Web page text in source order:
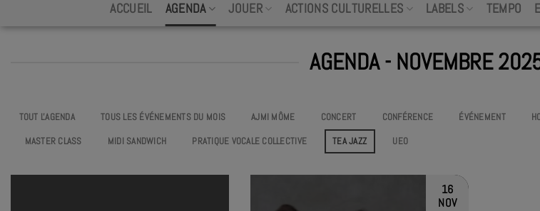
ACCUEIL AGENDA JOUER ACTIONS CULTURELLES LABELS TEMPO
AGENDA - NOVEMBRE
TOUT L'AGENDA TOUS LES ÉVÉNEMENTS DU MOIS AJMI MÔME CONCERT CONFÉRENCE ÉVÉNEMENT
MASTER CLASS
MIDI SANDWICH PRATIQUE VOCALE COLLECTIVE TEA JAZZ UEO
16
NOV